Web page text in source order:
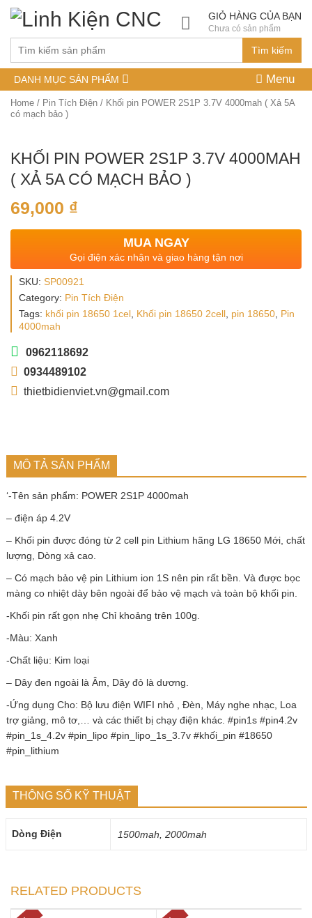
Tìm kiếm
GIỎ HÀNG CỦA BẠN
Chưa có sản phẩm
DANH MỤC SẢN PHẨM Menu
Home / Pin Tích Điện / Khối pin POWER 2S1P 3.7V 4000mah ( Xả 5A
có mạch bảo )
KHỐI PIN POWER 2S1P 3.7V 4000MAH
( XẢ 5A CÓ MẠCH BẢO )
69,000 ₫
MUA NGAY
Gọi điện xác nhận và giao hàng tận nơi
SKU: SP00921
Category: Pin Tích Điện
Tags: khối pin 18650 1cel, Khối pin 18650 2cell, pin 18650, Pin
4000mah
0962118692
0934489102
thietbidienviet.vn@gmail.com
MÔ TẢ SẢN PHẨM
‘-Tên sản phẩm: POWER 2S1P 4000mah
– điện áp 4.2V
– Khối pin được đóng từ 2 cell pin Lithium hãng LG 18650 Mới, chất
lượng, Dòng xả cao.
– Có mạch bảo vệ pin Lithium ion 1S nên pin rất bền. Và được bọc
màng co nhiệt dày bên ngoài để bảo vệ mạch và toàn bộ khối pin.
-Khối pin rất gọn nhẹ Chỉ khoảng trên 100g.
-Màu: Xanh
-Chất liệu: Kim loại
– Dây đen ngoài là Âm, Dây đỏ là dương.
-Ứng dụng Cho: Bộ lưu điện WIFI nhỏ , Đèn, Máy nghe nhạc, Loa
trợ giảng, mô tơ,… và các thiết bị chạy điện khác. #pin1s #pin4.2v
#pin_1s_4.2v #pin_lipo #pin_lipo_1s_3.7v #khối_pin #18650
#pin_lithium
THÔNG SỐ KỸ THUẬT
Dòng Điện 1500mah, 2000mah
RELATED PRODUCTS